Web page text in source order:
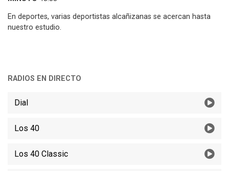
En deportes, varias deportistas alcañizanas se acercan hasta
nuestro estudio.
RADIOS EN DIRECTO
Dial
Los 40
Los 40 Classic